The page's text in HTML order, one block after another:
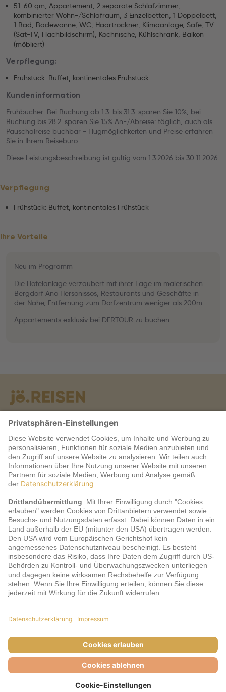
51-60 qm, Appartement, 2 separate Schlafzimmer,
kombinierter Wohn-/Schlafraum, 3 Einzelbetten, 1 Doppelbett,
1 Bad, Badewanne, WC, Haartrockner, Klimaanlage, Safe, TV
(Sat-TV, Flachbildschirm), Kochnische, Kühlschrank, Balkon
(möbliert)
Verpflegung:
Frühstück: Buffet, kontinentales Frühstück
Kundeninformation
Frühbucher: Bei Buchung ab 1.3. bis 31.3. sparen Sie 10%, bei
Buchung bis 28.2. sparen Sie 15% An-/Abreise: täglich, auch als
Pauschalreise buchbar - Flugmöglichkeiten und Preise erfahren
Sie in Ihrem Reisebüro
Diese Leistungsbeschreibung ist gültig vom 1.3.2026 bis 30.11.2026.
Verpflegung
Frühstück: Buffet, kontinentales Frühstück
Ihre Vorteile
Neu im Programm
Die Hotelanlage verzaubert mit ihrer Lage im malerischen
Bergdorf Ano Hersonissos, Restaurants und Geschäfte in
der Nähe, Entfernung zum Dorfzentrum weniger als 200m.
Appartements exklusiv bei DERTOUR zu buchen
Warum jö?
Service
jö Bonus Club Partner
Zahlungsarten & Sicherheit
AGB
Datenschutz